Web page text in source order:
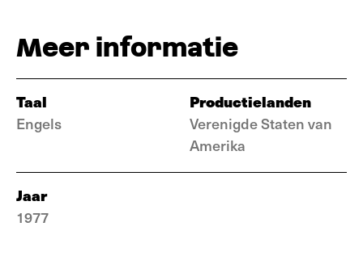
Meer informatie
Taal
Engels
Productielanden
Verenigde Staten van
Amerika
Jaar
1977